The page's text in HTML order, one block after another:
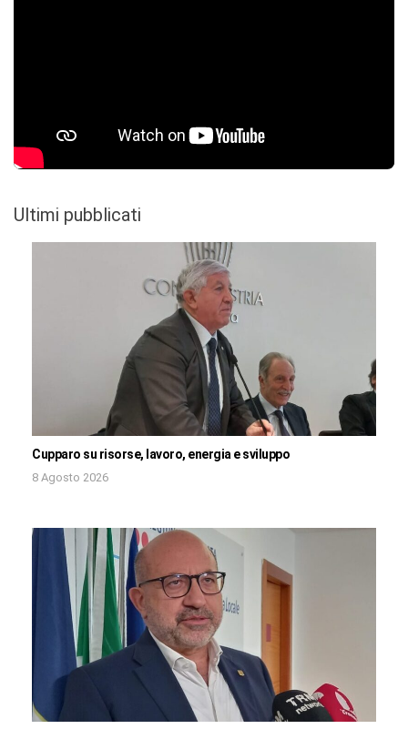
Ultimi pubblicati
Cupparo su risorse, lavoro, energia e sviluppo
8 Agosto 2026